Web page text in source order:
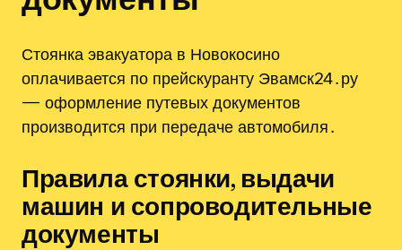
Стоянка эвакуатора в Новокосино
оплачивается по прейскуранту Эвамск24․ру
— оформление путевых документов
производится при передаче автомобиля․
Правила стоянки‚ выдачи
машин и сопроводительные
документы